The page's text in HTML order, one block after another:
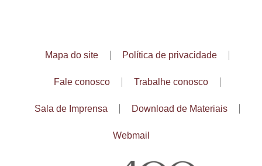
Mapa do site Política de privacidade
Fale conosco Trabalhe conosco
Sala de Imprensa Download de Materiais
Webmail